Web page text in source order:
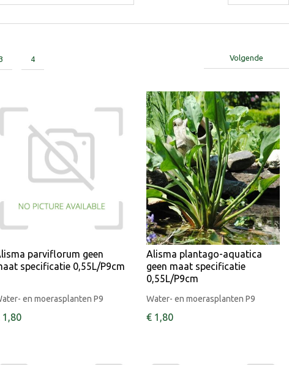
3 4 Volgende
parviflorum geen
specificatie 0,55L/P9cm
en moerasplanten P9
1 ,80
Alisma plantago-aquatica
geen maat specificatie
0,55L/P9cm
Water- en moerasplanten P9
€ 1 ,80